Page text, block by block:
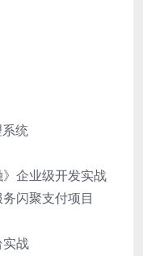
统
企业级开发实战
闪聚支付项目
实战